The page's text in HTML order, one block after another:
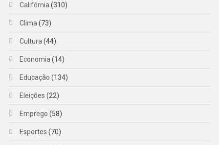
Califórnia (310)
Clima (73)
Cultura (44)
Economia (14)
Educação (134)
Eleições (22)
Emprego (58)
Esportes (70)